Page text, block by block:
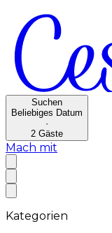
Suchen
Beliebiges Datum
·
2 Gäste
Mach mit
Kategorien